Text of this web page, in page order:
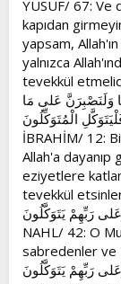
YUSUF/ 67: Ve
kapıdan
yapsam,
yalnızca
tevekkül
وَلَنَصْبِرَنَّ عَلى مَا
الْمُتَوَكِّلُونَ
İBRAHİM/ 12:
Allah'a dayanıp
eziyetlere
tevekkül
رَبِّهِمْ يَتَوَكَّلُونَ
NAHL/ 42: O
sabredenler ve
رَبِّهِمْ يَتَوَكَّلُونَ